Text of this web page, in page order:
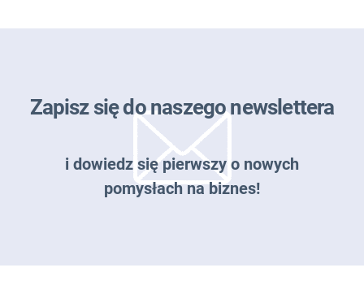
Zapisz się do naszego newslettera
i dowiedz się pierwszy o nowych
pomysłach na biznes!